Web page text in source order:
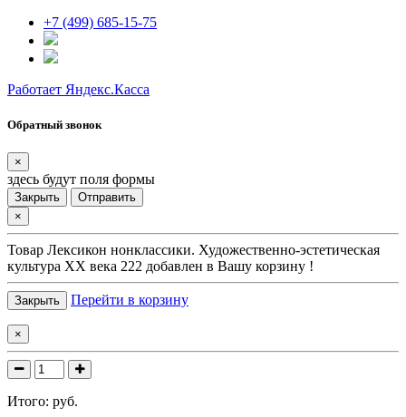
+7 (499) 685-15-75
Работает Яндекс.Касса
Обратный звонок
×
здесь будут поля формы
Закрыть
Отправить
×
Товар Лексикон нонклассики. Художественно-эстетическая
культура XX века 222 добавлен в Вашу корзину !
Закрыть Перейти в корзину
×
Итого: руб.